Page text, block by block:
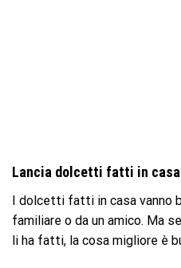
Lancia dolcetti fatti in casa
I dolcetti fatti in casa vanno
familiare o da un amico. Ma
li ha fatti, la cosa migliore è